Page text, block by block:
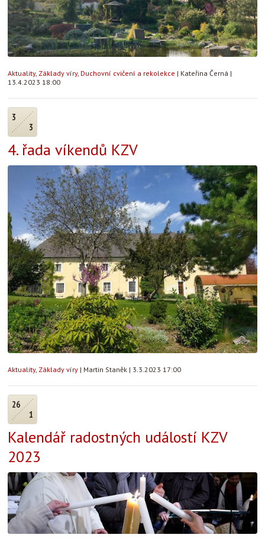
Aktuality, Základy víry, Duchovní cvičení a rekolekce | Kateřina Černá |
13.4.2023 18:00
3
3
4. řada víkendů KZV
Aktuality, Základy víry | Martin Staněk | 3.3.2023 17:00
26
1
Kalendář radostných událostí KZV
2023